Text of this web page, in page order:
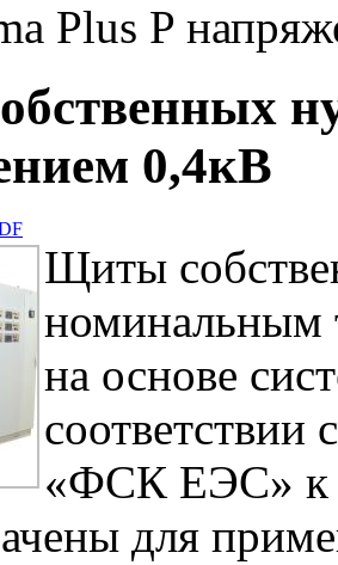
Plus P
0,4кВ
Щиты
номинальным
на основе
«ФСК ЕЭС» к
для